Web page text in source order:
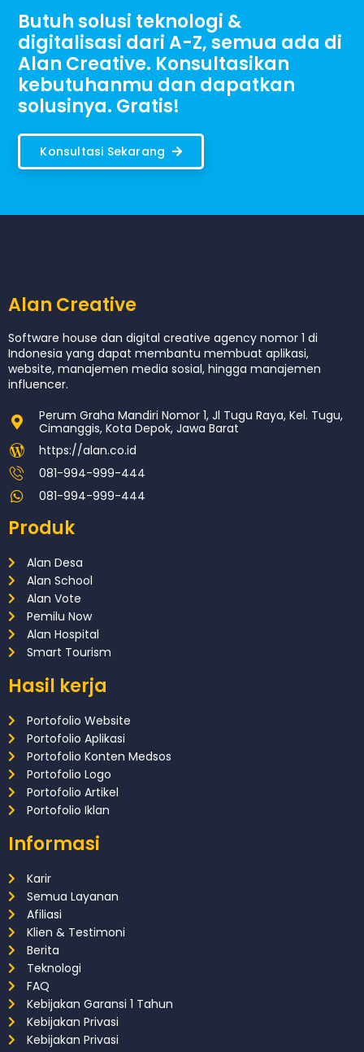
Butuh solusi teknologi &
digitalisasi dari A-Z, semua ada di
Alan Creative. Konsultasikan
kebutuhanmu dan dapatkan
solusinya. Gratis!
Konsultasi Sekarang
Alan Creative
Software house dan digital creative agency nomor 1 di
Indonesia yang dapat membantu membuat aplikasi,
website, manajemen media sosial, hingga manajemen
influencer.
Perum Graha Mandiri Nomor 1, Jl Tugu Raya, Kel. Tugu,
Cimanggis, Kota Depok, Jawa Barat
https://alan.co.id
081-994-999-444
081-994-999-444
Produk
Alan Desa
Alan School
Alan Vote
Pemilu Now
Alan Hospital
Smart Tourism
Hasil kerja
Portofolio Website
Portofolio Aplikasi
Portofolio Konten Medsos
Portofolio Logo
Portofolio Artikel
Portofolio Iklan
Informasi
Karir
Semua Layanan
Afiliasi
Klien & Testimoni
Berita
Teknologi
FAQ
Kebijakan Garansi 1 Tahun
Kebijakan Privasi
Kebijakan Privasi